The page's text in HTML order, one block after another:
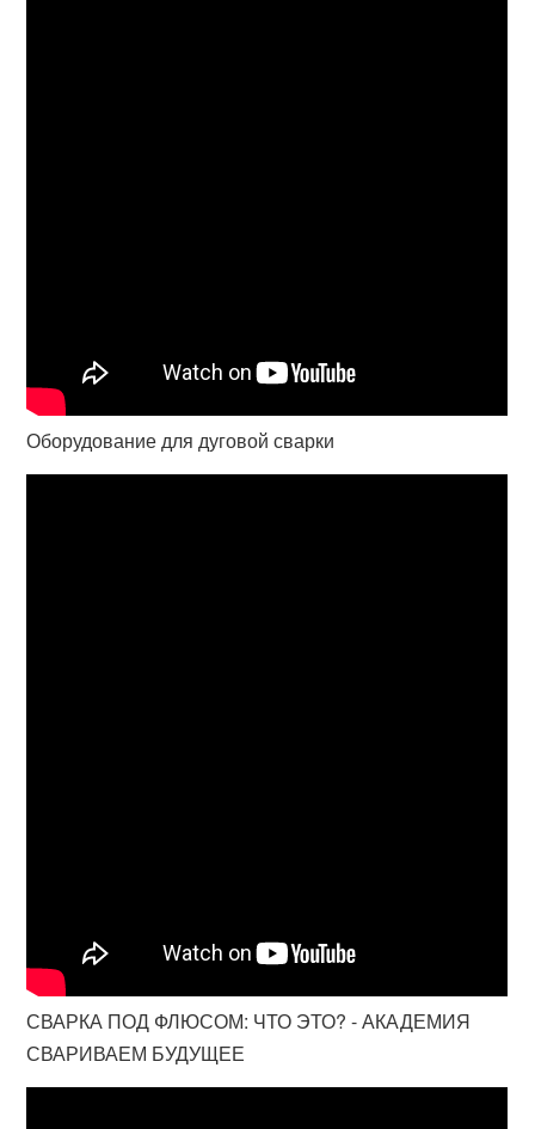
Оборудование для дуговой сварки
СВАРКА ПОД ФЛЮСОМ: ЧТО ЭТО? - АКАДЕМИЯ
СВАРИВАЕМ БУДУЩЕЕ